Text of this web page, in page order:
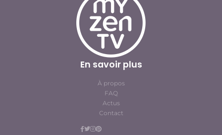
En savoir plus
À propos
FAQ
Actus
Contact